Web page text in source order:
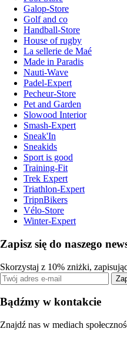
Galop-Store
Golf and co
Handball-Store
House of rugby
La sellerie de Maé
Made in Paradis
Nauti-Wave
Padel-Expert
Pecheur-Store
Pet and Garden
Slowood Interior
Smash-Expert
Sneak'In
Sneakids
Sport is good
Training-Fit
Trek Expert
Triathlon-Expert
TripnBikers
Vélo-Store
Winter-Expert
Zapisz się do naszego
Skorzystaj z 10% zniżki,
Bądźmy w kontakcie
Znajdź nas w mediach